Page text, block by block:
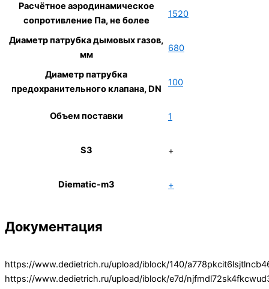
Расчётное аэродинамическое
сопротивление Па, не более
1520
Диаметр патрубка дымовых газов,
мм
680
Диаметр патрубка
предохранительного клапана, DN
100
Объем поставки 1
S3 +
Diematic-m3 +
Документация
https://www.dedietrich.ru/upload/iblock/140/
https://www.dedietrich.ru/upload/iblock/e7d/